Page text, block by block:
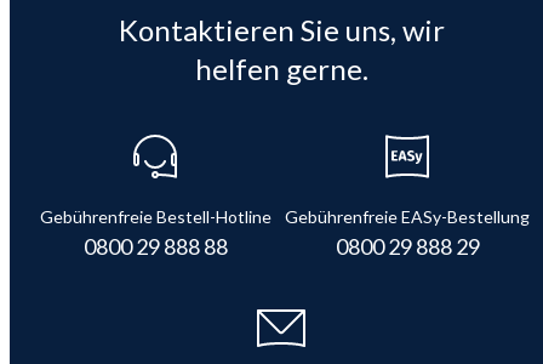
Kontaktieren Sie uns, wir
helfen gerne.
Gebührenfreie Bestell-Hotline
0800 29 888 88
Gebührenfreie EASy-Bestellung
0800 29 888 29